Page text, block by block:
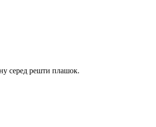
серед решти плашок.